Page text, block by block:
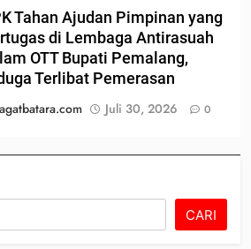
Tahan Ajudan Pimpinan yang
di Lembaga Antirasuah
OTT Bupati Pemalang,
Terlibat Pemerasan
Juli 30, 2026 0
CARI